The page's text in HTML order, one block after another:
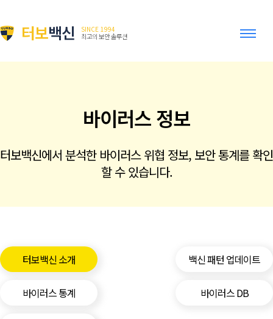
터보백신
SINCE 1994
최고의 보안 솔루션
바이러스 정보
터보백신에서 분석한 바이러스 위협 정보, 보안 통계를 확인
할 수 있습니다.
터보백신 소개 백신 패턴 업데이트
바이러스 통계 바이러스 DB